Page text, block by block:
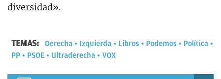
diversidad».
TEMAS: Derecha Izquierda Libros Podemos
Política
PP
PSOE Ultraderecha VOX